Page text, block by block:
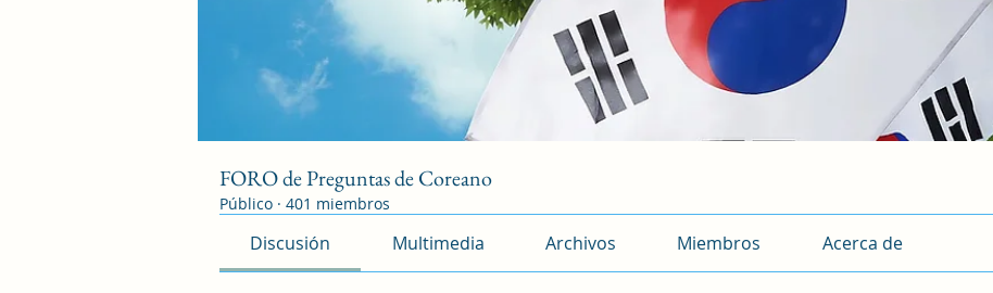
FORO de Preguntas de Coreano
Público · 401 miembros
Discusión Multimedia Archivos Miembros Acerca de